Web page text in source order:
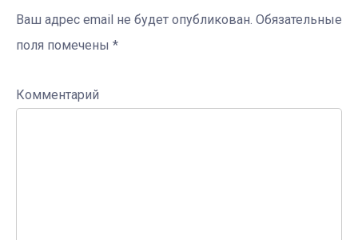
Ваш адрес email не будет опубликован. Обязательные
поля помечены *
Комментарий